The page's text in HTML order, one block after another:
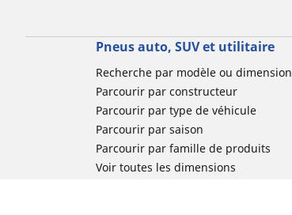
Pneus auto, SUV et utilitaire
Recherche par modèle ou dimension
Parcourir par constructeur
Parcourir par type de véhicule
Parcourir par saison
Parcourir par famille de produits
Voir toutes les dimensions